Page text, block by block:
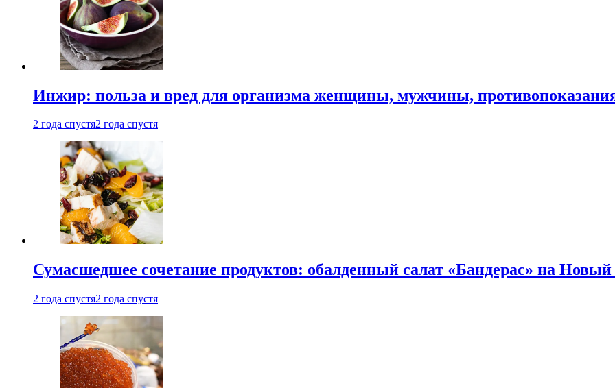
Инжир: польза и вред для организма женщины, мужчины,
2 года спустя2 года спустя
Сумасшедшее сочетание продуктов: обалденный салат «Бандерас» на Новый
2 года спустя2 года спустя